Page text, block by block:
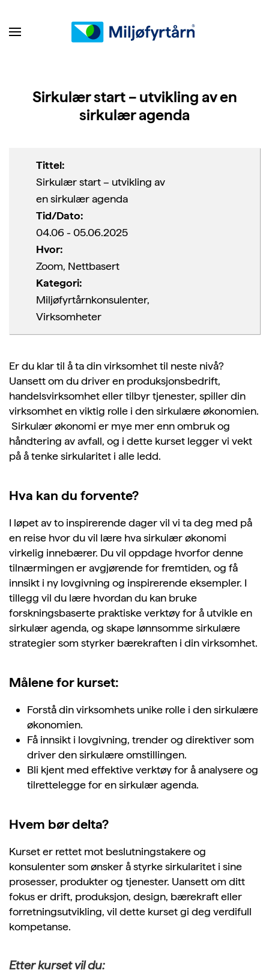
Sirkulær start – utvikling av en
sirkulær agenda
Tittel:
Sirkulær start – utvikling av
en sirkulær agenda
Tid/Dato:
04.06 - 05.06.2025
Hvor:
Zoom, Nettbasert
Kategori:
Miljøfyrtårnkonsulenter,
Virksomheter
Er du klar til å ta din virksomhet til neste nivå?
Uansett om du driver en produksjonsbedrift,
handelsvirksomhet eller tilbyr tjenester, spiller din
virksomhet en viktig rolle i den sirkulære økonomien.
Sirkulær økonomi er mye mer enn ombruk og
håndtering av avfall, og i dette kurset legger vi vekt
på å tenke sirkularitet i alle ledd.
Hva kan du forvente?
I løpet av to inspirerende dager vil vi ta deg med på
en reise hvor du vil lære hva sirkulær økonomi
virkelig innebærer. Du vil oppdage hvorfor denne
tilnærmingen er avgjørende for fremtiden, og få
innsikt i ny lovgivning og inspirerende eksempler. I
tillegg vil du lære hvordan du kan bruke
forskningsbaserte praktiske verktøy for å utvikle en
sirkulær agenda, og skape lønnsomme sirkulære
strategier som styrker bærekraften i din virksomhet.
Målene for kurset:
Forstå din virksomhets unike rolle i den sirkulære
økonomien.
Få innsikt i lovgivning, trender og direktiver som
driver den sirkulære omstillingen.
Bli kjent med effektive verktøy for å analysere og
tilrettelegge for en sirkulær agenda.
Hvem bør delta?
Kurset er rettet mot beslutningstakere og
konsulenter som ønsker å styrke sirkularitet i sine
prosesser, produkter og tjenester. Uansett om ditt
fokus er drift, produksjon, design, bærekraft eller
forretningsutvikling, vil dette kurset gi deg verdifull
kompetanse.
Etter kurset vil du: